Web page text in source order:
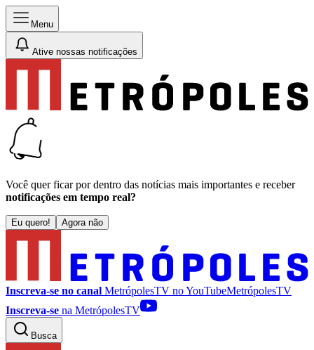
Menu
Ative nossas notificações
Você quer ficar por dentro das notícias mais importantes e receber
notificações em tempo real?
Eu quero! Agora não
Inscreva-se no canal MetrópolesTV noYouTubeMetrópolesTV
Inscreva-se na MetrópolesTV
Busca